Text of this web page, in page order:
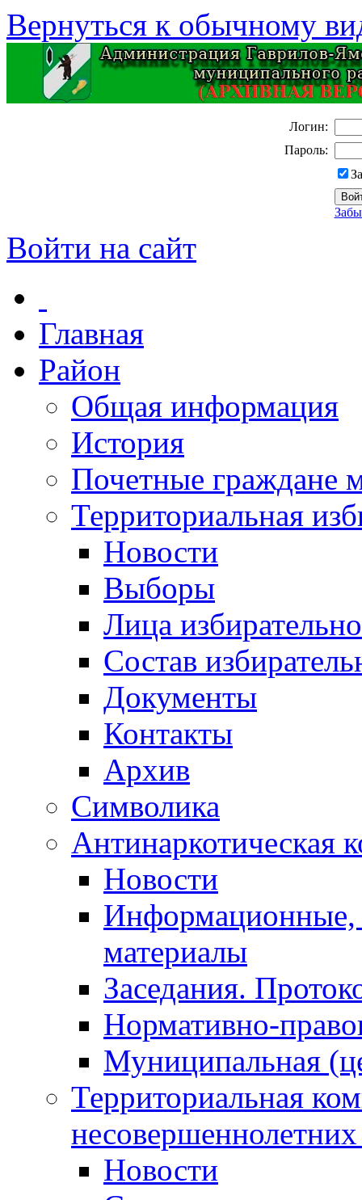
Вернуться к обычному
Логин:
Пароль:
Войти на сайт
Главная
Район
Общая информация
История
Почетные граждане
Территориальная
Новости
Выборы
Лица
Состав
Документы
Контакты
Архив
Символика
Антинаркотическая
Новости
Информационные,
материалы
Заседания.
Нормативно-
Муниципальная
Территориальная
Новости